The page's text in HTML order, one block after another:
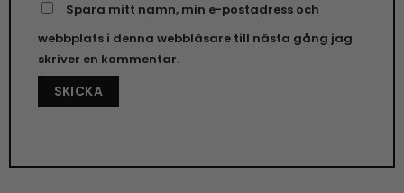
Spara mitt namn, min e-postadress och
webbplats i denna webbläsare till nästa gång jag
skriver en kommentar.